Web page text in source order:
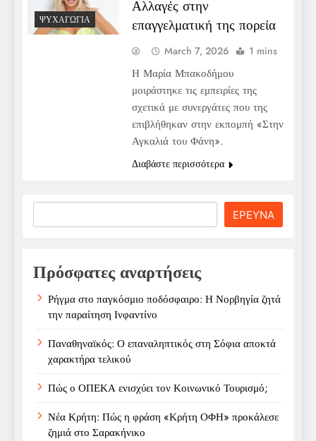
ΨΥΧΑΓΩΓΊΑ
Αλλαγές στην
επαγγελματική της πορεία
March 7, 2026 1 mins
Η Μαρία Μπακοδήμου
μοιράστηκε τις εμπειρίες της
σχετικά με συνεργάτες που της
επιβλήθηκαν στην εκπομπή «Στην
Αγκαλιά του Φάνη».
Διαβάστε περισσότερα
ΕΡΕΥΝΑ
Πρόσφατες αναρτήσεις
Ρήγμα στο παγκόσμιο ποδόσφαιρο: Η Νορβηγία ζητά
την παραίτηση Ινφαντίνο
Παναθηναϊκός: Ο επαναληπτικός στη Σόφια αποκτά
χαρακτήρα τελικού
Πώς ο ΟΠΕΚΑ ενισχύει τον Κοινωνικό Τουρισμό;
Νέα Κρήτη: Πώς η φράση «Κρήτη ΟΦΗ» προκάλεσε
ζημιά στο Σαρακήνικο